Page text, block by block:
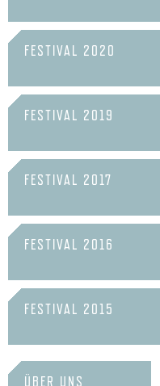
FESTIVAL 2020
FESTIVAL 2019
FESTIVAL 2017
FESTIVAL 2016
FESTIVAL 2015
ÜBER UNS